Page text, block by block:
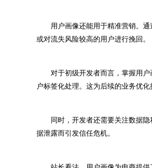
用户画像还能用于精准营销。通
或对流失风险较高的用户进行挽回。
对于初级开发者而言，掌握用户
户标签化处理。这为后续的业务优化
同时，开发者还需要关注数据隐
据泄露而引发信任危机。